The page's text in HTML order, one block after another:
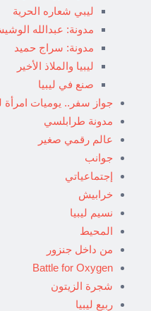
ليبي شعاره الحرية
مدونة: عبدالله
مدونة: سراج حميد
ليبيا والملاذ الأخير
صنع في ليبيا
جواز سفر.. يوميات امرأة
مدونة طرابلسي
عالم رقمي صغير
جوانب
إجتماعياتي
خرابيش
نسيم ليبيا
المحيط
من داخل جنزور
Battle for Oxygen
شجرة الزيتون
ربيع ليبيا